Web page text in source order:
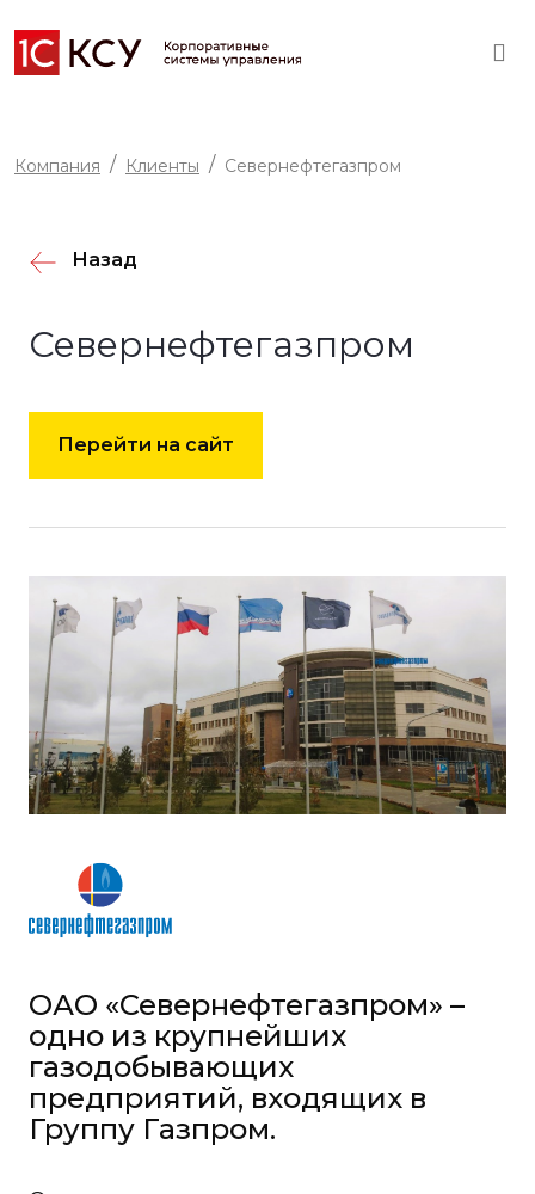
Компания Клиенты Севернефтегазпром
Назад
Севернефтегазпром
Перейти на сайт
ОАО «Севернефтегазпром» –
одно из крупнейших
газодобывающих
предприятий, входящих в
Группу Газпром.